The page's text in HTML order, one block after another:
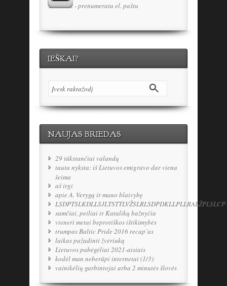
- prenumerata el. paštu
IEŠKAI?
NAUJAS BRIEDAS
29 tūkstančiai valandų
tauta nyksta: iš Lietuvos emigravo dar viena
šeima
aš irgi
apie A. Verygą ir mano blaivybę
LSDPTSLKDLLSJLTSTTLVŽSLRLSDPDKLLPLLRALŽPLSLCP
samčiai, peiliai ir Katalikų bažnyčia
vieneri metai beprotiškos ištikimybės
trumpas Baltic Pride 2016 recap’as
laikas pažadinti žvėriuką
Lietuvos pabėgėliai 2021-aisiais
kodėl man neberūpi internetai (1/3)
vainikėlių garbintojai arba 2 minutės šlovės